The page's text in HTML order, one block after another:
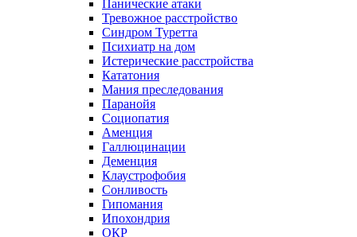
Панические атаки
Тревожное расстройство
Синдром Туретта
Психиатр на дом
Истерические расстройства
Кататония
Мания преследования
Паранойя
Социопатия
Аменция
Галлюцинации
Деменция
Клаустрофобия
Сонливость
Гипомания
Ипохондрия
ОКР